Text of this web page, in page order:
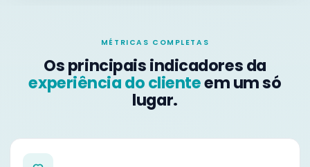
MÉTRICAS COMPLETAS
Os principais indicadores da
experiência do clienteem um só
lugar.